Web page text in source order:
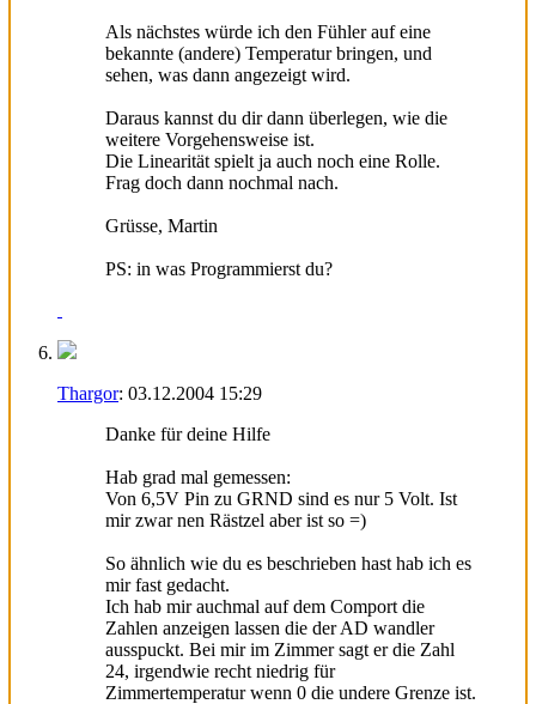
Als nächstes würde ich den Fühler auf eine
bekannte (andere) Temperatur bringen, und
sehen, was dann angezeigt wird.
Daraus kannst du dir dann überlegen, wie die
weitere Vorgehensweise ist.
Die Linearität spielt ja auch noch eine Rolle.
Frag doch dann nochmal nach.
Grüsse, Martin
PS: in was Programmierst du?
Thargor: 03.12.2004 15:29
Danke für deine Hilfe
Hab grad mal gemessen:
Von 6,5V Pin zu GRND sind es nur 5 Volt. Ist
mir zwar nen Rästzel aber ist so =)
So ähnlich wie du es beschrieben hast hab ich es
mir fast gedacht.
Ich hab mir auchmal auf dem Comport die
Zahlen anzeigen lassen die der AD wandler
ausspuckt. Bei mir im Zimmer sagt er die Zahl
24, irgendwie recht niedrig für
Zimmertemperatur wenn 0 die undere Grenze ist.